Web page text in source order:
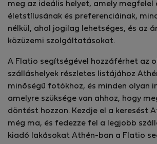
meg az ideális helyet, amely megfelel
életstílusának és preferenciáinak,
nélkül, ahol jogilag lehetséges, és az
közüzemi szolgáltatásokat.
A Flatio segítségével hozzáférhet az
szálláshelyek részletes listájához
minőségű fotókhoz, és minden olyan
amelyre szüksége van ahhoz, hogy
döntést hozzon. Kezdje el a keresést
még ma, és fedezze fel a legjobb
kiadó lakásokat Athén-ban a Flatio